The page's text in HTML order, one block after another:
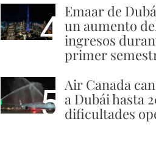
4 Emaar de
un aumento
ingresos
primer
5 Air Canada
a Dubái hasta
dificultades